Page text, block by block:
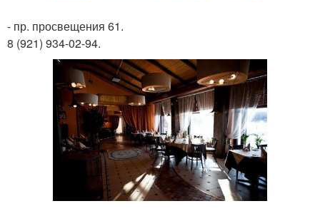
- пр. просвещения 61.
8 (921) 934-02-94.